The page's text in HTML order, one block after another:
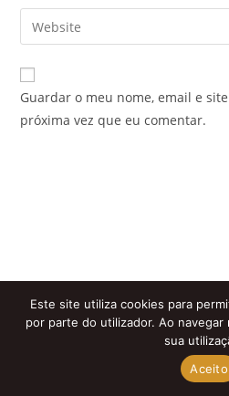
comment
email
address
comment
Enter
your
website
URL
Guardar o meu nome, email e
próxima vez que eu comentar.
Este site utiliza cookies para
por parte do utilizador. Ao
sua
Aceito